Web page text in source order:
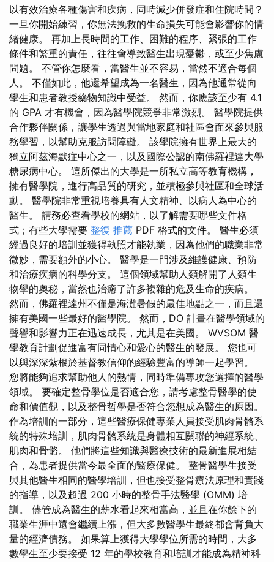
以有效治療各種傷害和疾病，同時減少併發症和住院時間？
一旦你開始練習，你無法挽救的生命損失可能會影響你的情
緒健康。 再加上長時間的工作、困難的程序、緊張的工作
條件和繁重的責任，往往會導致醫生出現憂鬱，或至少焦慮
問題。 不管你怎麼看，當醫生並不容易，當然不適合每個
人。 不僅如此，他還希望成為一名醫生，因為他通常從向
學生和患者教授藥物知識中受益。 然而，你應該至少有 4.1
的 GPA 才有機會，因為醫學院競爭非常激烈。 醫學院提供
合作夥伴關係，讓學生透過與當地家庭和社區會面來參與服
務學習，以幫助克服訪問障礙。 該學院擁有世界上最大的
獨立阿茲海默症中心之一，以及國際公認的南佛羅裡達大學
糖尿病中心。 這所傑出的大學是一所私立高等教育機構，
擁有醫學院，進行高品質的研究，並積極參與社區和全球活
動。 醫學院非常重視培養具有人文精神、以病人為中心的
醫生。 請務必查看學校的網站，以了解需要哪些文件格
式；有些大學需要 整復 推薦 PDF 格式的文件。 醫生必須
經過良好的培訓並獲得執照才能執業，因為他們的職業非常
微妙，需要額外的小心。 醫學是一門涉及維護健康、預防
和治療疾病的科學分支。 這個領域幫助人類解開了人類生
物學的奧秘，當然也治癒了許多複雜的危及生命的疾病。
然而，佛羅裡達州不僅是海灘暑假的最佳地點之一，而且還
擁有美國一些最好的醫學院。 然而，DO 計畫在醫學領域的
聲譽和影響力正在迅速成長，尤其是在美國。 WVSOM 醫
學教育計劃促進富有同情心和愛心的醫生的發展。 您也可
以與深深紮根於基督教信仰的經驗豐富的導師一起學習。
您將能夠追求幫助他人的熱情，同時準備專攻您選擇的醫學
領域。 要確定整骨學位是否適合您，請考慮整骨醫學的使
命和價值觀，以及整骨哲學是否符合您想成為醫生的原因。
作為培訓的一部分，這些醫療保健專業人員接受肌肉骨骼系
統的特殊培訓，肌肉骨骼系統是身體相互關聯的神經系統、
肌肉和骨骼。 他們將這些知識與醫療技術的最新進展相結
合，為患者提供當今最全面的醫療保健。 整骨醫學生接受
與其他醫生相同的醫學培訓，但也接受整骨療法原理和實踐
的指導，以及超過 200 小時的整骨手法醫學 (OMM) 培
訓。 儘管成為醫生的薪水看起來相當高，並且在你餘下的
職業生涯中還會繼續上漲，但大多數醫學生最終都會背負大
量的經濟債務。 如果算上獲得大學學位所需的時間，大多
數學生至少要接受 12 年的學校教育和培訓才能成為精神科